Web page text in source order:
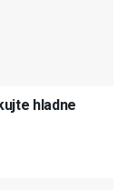
hladne